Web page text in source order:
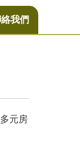
我們
元房